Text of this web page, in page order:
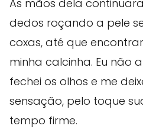
As mãos dela
dedos roçando a pele
coxas, até que
minha calcinha. Eu não
fechei os olhos e me
sensação, pelo toque
tempo firme.